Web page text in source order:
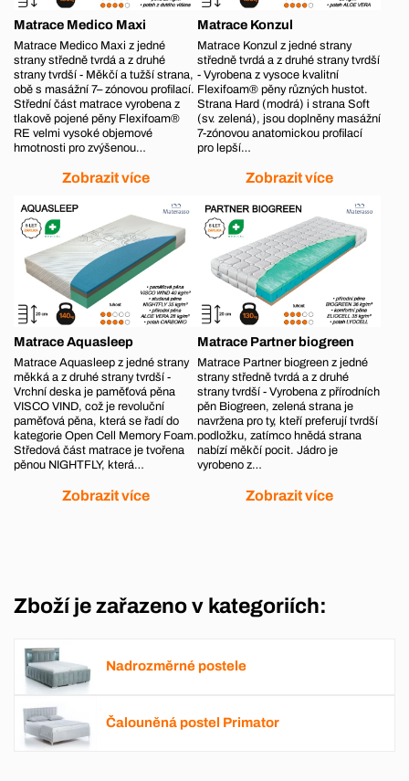
Matrace Medico Maxi
Matrace Medico Maxi z jedné
strany středně tvrdá a z druhé
strany tvrdší - Měkčí a tužší strana,
obě s masážní 7– zónovou profilací.
Střední část matrace vyrobena z
tlakově pojené pěny Flexifoam®
RE velmi vysoké objemové
hmotnosti pro zvýšenou…
Zobrazit více
Matrace Konzul
Matrace Konzul z jedné strany
středně tvrdá a z druhé strany tvrdší
- Vyrobena z vysoce kvalitní
Flexifoam® pěny různých hustot.
Strana Hard (modrá) i strana Soft
(sv. zelená), jsou doplněny masážní
7-zónovou anatomickou profilací
pro lepší…
Zobrazit více
Matrace Aquasleep
Matrace Aquasleep z jedné strany
měkká a z druhé strany tvrdší -
Vrchní deska je paměťová pěna
VISCO VIND, což je revoluční
paměťová pěna, která se řadí do
kategorie Open Cell Memory Foam.
Středová část matrace je tvořena
pěnou NIGHTFLY, která…
Zobrazit více
Matrace Partner biogreen
Matrace Partner biogreen z jedné
strany středně tvrdá a z druhé
strany tvrdší - Vyrobena z přírodních
pěn Biogreen, zelená strana je
navržena pro ty, kteří preferují tvrdší
podložku, zatímco hnědá strana
nabízí měkčí pocit. Jádro je
vyrobeno z…
Zobrazit více
Zboží je zařazeno v kategoriích:
Nadrozměrné postele
Čalouněná postel Primator